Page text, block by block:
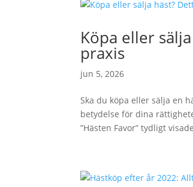
Köpa eller
praxis
jun 5, 2026
Ska du köpa eller sälja en
betydelse för dina
”Hästen Favor” tydligt